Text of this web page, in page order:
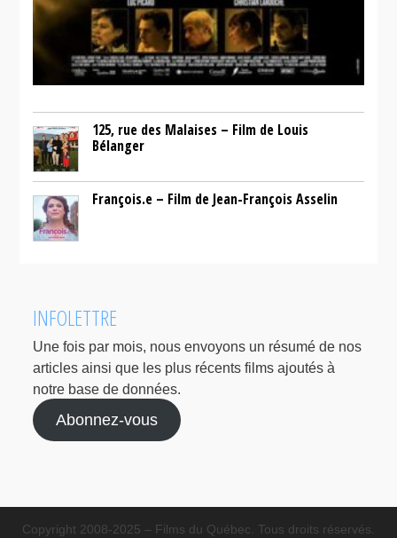
125, rue des Malaises – Film de Louis
Bélanger
François.e – Film de Jean-François Asselin
INFOLETTRE
Une fois par mois, nous envoyons un résumé de nos
articles ainsi que les plus récents films ajoutés à
notre base de données.
Abonnez-vous
Copyright 2008-2025 – Films du Québec. Tous droits réservés.